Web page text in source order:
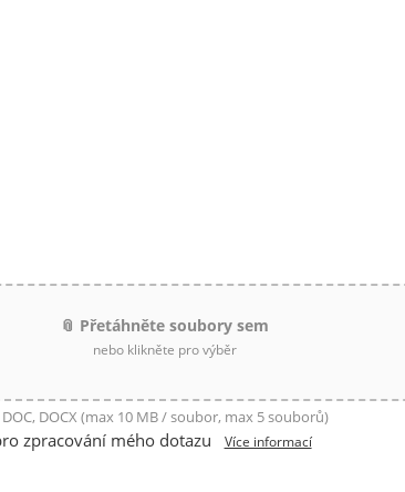
📎 Přetáhněte soubory sem
nebo klikněte pro výběr
DOC, DOCX (max 10 MB / soubor, max 5 souborů)
zpracování mého dotazu Více informací